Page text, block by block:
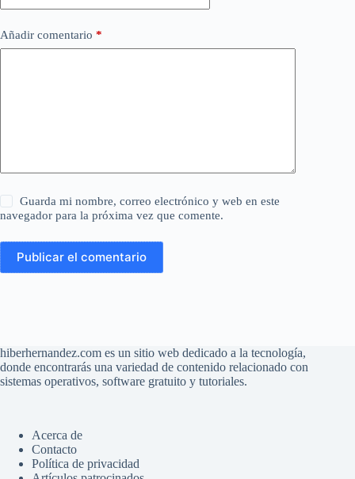
Añadir comentario *
Guarda mi nombre, correo electrónico y web en este
navegador para la próxima vez que comente.
Publicar el comentario
hiberhernandez.com es un sitio web dedicado a la tecnología,
donde encontrarás una variedad de contenido relacionado con
sistemas operativos, software gratuito y tutoriales.
Acerca de
Contacto
Política de privacidad